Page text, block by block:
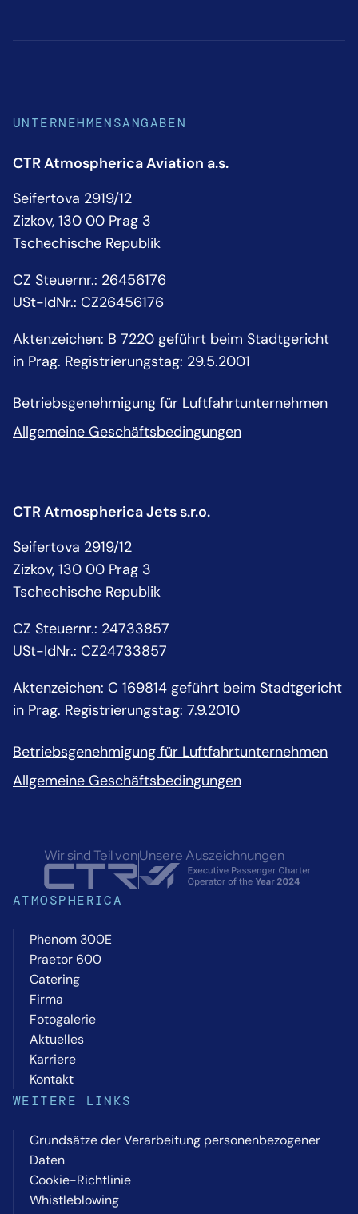
UNTERNEHMENSANGABEN
CTR Atmospherica Aviation a.s.
Seifertova 2919/12
Zizkov, 130 00 Prag 3
Tschechische Republik
CZ Steuernr.: 26456176
USt-IdNr.: CZ26456176
Aktenzeichen: B 7220 geführt beim Stadtgericht
in Prag. Registrierungstag: 29.5.2001
Betriebsgenehmigung für Luftfahrtunternehmen
Allgemeine Geschäftsbedingungen
CTR Atmospherica Jets s.r.o.
Seifertova 2919/12
Zizkov, 130 00 Prag 3
Tschechische Republik
CZ Steuernr.: 24733857
USt-IdNr.: CZ24733857
Aktenzeichen: C 169814 geführt beim Stadtgericht
in Prag. Registrierungstag: 7.9.2010
Betriebsgenehmigung für Luftfahrtunternehmen
Allgemeine Geschäftsbedingungen
Wir sind Teil vonUnsere Auszeichnungen
ATMOSPHERICA
Phenom 300E
Praetor 600
Catering
Firma
Fotogalerie
Aktuelles
Karriere
Kontakt
WEITERE LINKS
Grundsätze der Verarbeitung personenbezogener
Daten
Cookie-Richtlinie
Whistleblowing